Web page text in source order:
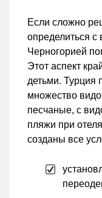
Если сложно
определиться
Черногорией
Этот аспект
детьми. Турция
множество
песчаные, с
пляжи при
созданы все